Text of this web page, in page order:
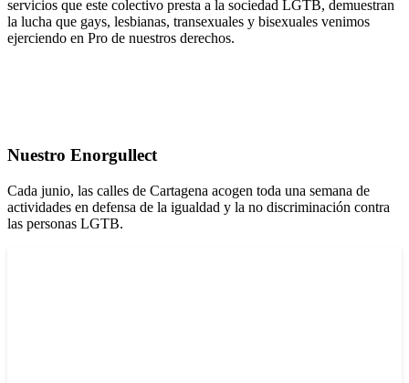
servicios que este colectivo presta a la sociedad LGTB, demuestran
la lucha que gays, lesbianas, transexuales y bisexuales venimos
ejerciendo en Pro de nuestros derechos.
Nuestro Enorgullect
Cada junio, las calles de Cartagena acogen toda una semana de
actividades en defensa de la igualdad y la no discriminación contra
las personas LGTB.